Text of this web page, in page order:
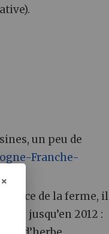
un peu de
Franche-
place de la ferme, il
jusqu’en 2012 :
×